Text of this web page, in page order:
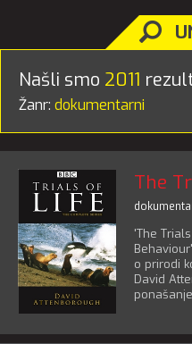
Našli smo 2011
Žanr: dokumentarni
The
'The
o prirodi
David